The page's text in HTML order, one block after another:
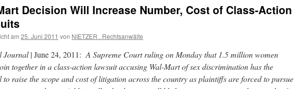
Decision Will Increase Number, Cost of Class-Action
am 25. Juni 2011 von NIETZER . Rechtsanwälte
Journal| June 24, 2011: A Supreme Court ruling on Monday that 1.5 million women
together in a class-action lawsuit accusing Wal-Mart of sex discrimination has the
to raise the scope and cost of litigation across the country as plaintiffs are forced to pursue